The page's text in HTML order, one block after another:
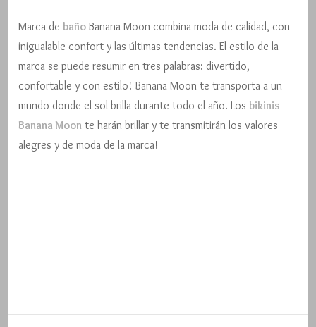
Marca de baño Banana Moon combina moda de calidad, con
inigualable confort y las últimas tendencias. El estilo de la
marca se puede resumir en tres palabras: divertido,
confortable y con estilo! Banana Moon te transporta a un
mundo donde el sol brilla durante todo el año. Los bikinis
Banana Moon te harán brillar y te transmitirán los valores
alegres y de moda de la marca!